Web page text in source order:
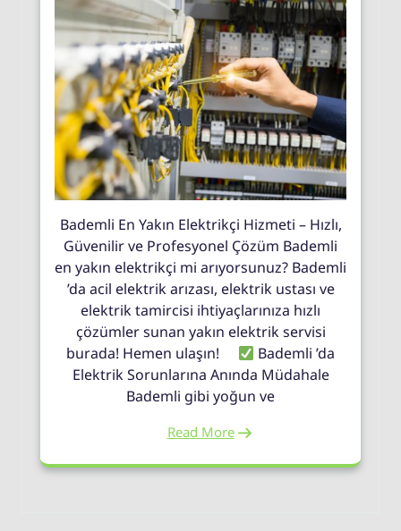
Bademli En Yakın Elektrikçi Hizmeti – Hızlı,
Güvenilir ve Profesyonel Çözüm Bademli
en yakın elektrikçi mi arıyorsunuz? Bademli
’da acil elektrik arızası, elektrik ustası ve
elektrik tamircisi ihtiyaçlarınıza hızlı
çözümler sunan yakın elektrik servisi
burada! Hemen ulaşın!
Bademli ’da
Elektrik Sorunlarına Anında Müdahale
Bademli gibi yoğun ve
Read More